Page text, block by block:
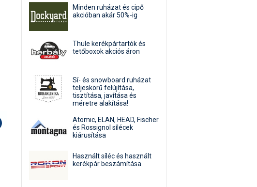
Minden ruházat és cipő
akcióban akár 50%-ig
Thule kerékpártartók és
tetőboxok akciós áron
Sí- és snowboard ruházat
teljeskörű felújítása,
tisztítása, javítása és
méretre alakítása!
Atomic, ELAN, HEAD, Fischer
és Rossignol sílécek
kiárusítása
Használt síléc és használt
kerékpár beszámítása